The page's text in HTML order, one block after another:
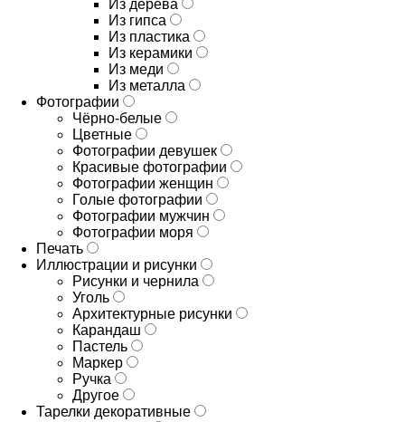
Из дерева
Из гипса
Из пластика
Из керамики
Из меди
Из металла
Фотографии
Чёрно-белые
Цветные
Фотографии девушек
Красивые фотографии
Фотографии женщин
Голые фотографии
Фотографии мужчин
Фотографии моря
Печать
Иллюстрации и рисунки
Рисунки и чернила
Уголь
Архитектурные рисунки
Карандаш
Пастель
Маркер
Ручка
Другое
Тарелки декоративные